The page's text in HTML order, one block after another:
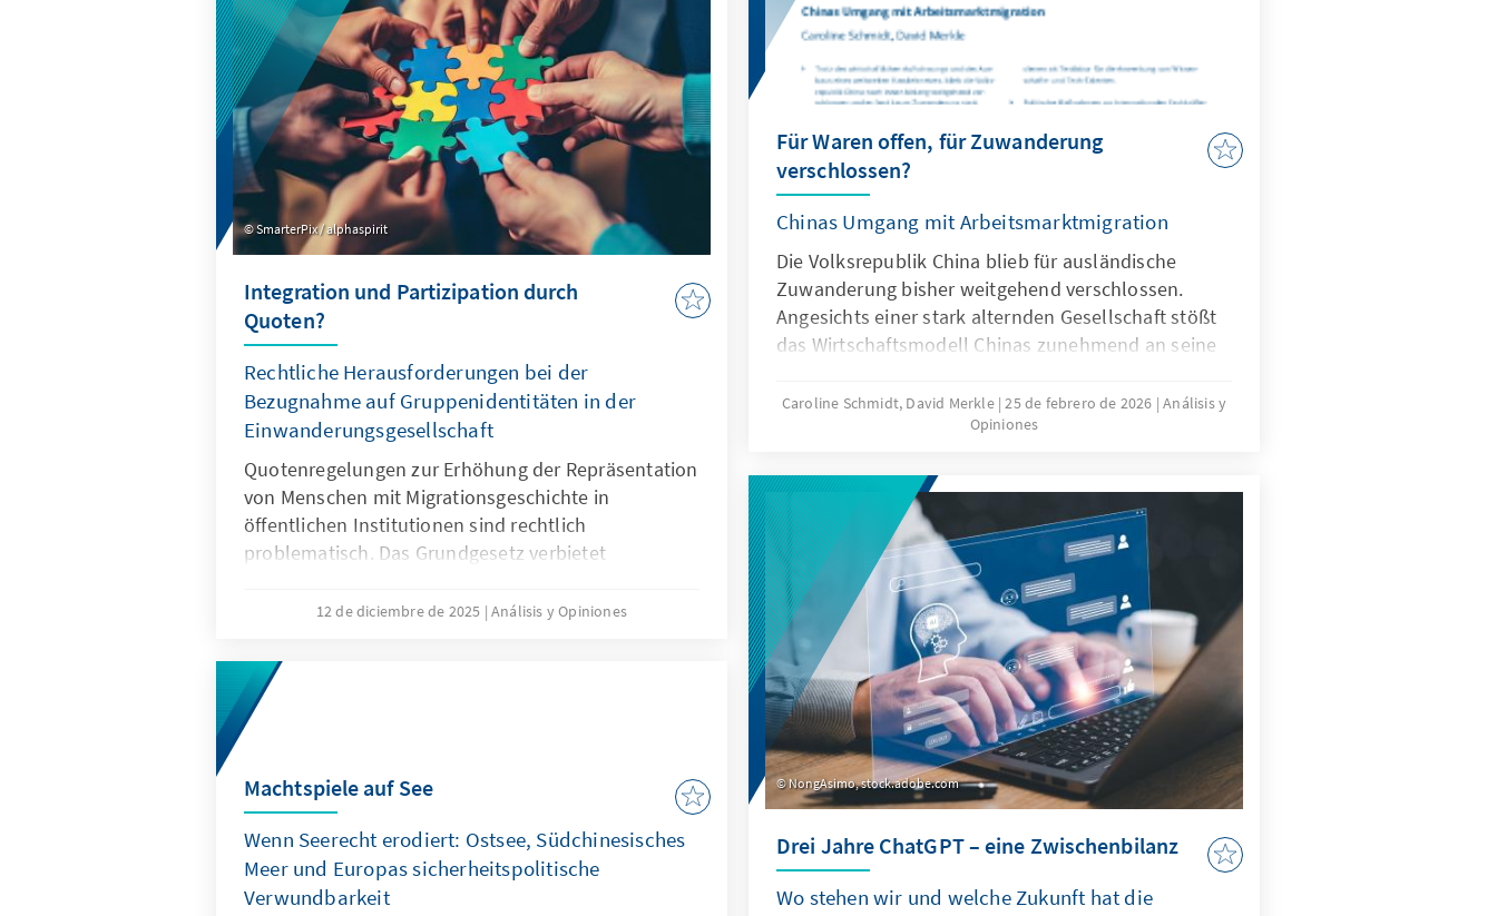
Für Waren offen, für Zuwanderung
verschlossen?
Chinas Umgang mit Arbeitsmarktmigration
Die Volksrepublik China blieb für ausländische
Zuwanderung bisher weitgehend verschlossen.
Angesichts einer stark alternden Gesellschaft stößt
das Wirtschaftsmodell Chinas zunehmend an seine
Fach- und Arbeitskräfte auf absehbare Zeit erfordern
könnte. Für Deutschland und Europa könnte mit
Wettbewerb um Talente entstehen.
Caroline Schmidt, David Merkle 25 de febrero de 2026 Análisis y
Opiniones
SmarterPix / alphaspirit
Integration und Partizipation durch
Quoten?
Rechtliche Herausforderungen bei der
Bezugnahme auf Gruppenidentitäten in der
Einwanderungsgesellschaft
Quotenregelungen zur Erhöhung der Repräsentation
von Menschen mit Migrationsgeschichte in
öffentlichen Institutionen sind rechtlich
problematisch. Das Grundgesetz verbietet
zugunsten von Menschen mit Migrationsgeschichte
Papier zeigt: Sonderregelungen für neu
eingewanderte Menschen sind nur zu Beginn
sinnvoll. Später besteht die herausfordernde
12 de diciembre de 2025 Análisis y Opiniones
NongAsimo, stock.adobe.com
Drei Jahre ChatGPT – eine Zwischenbilanz
Wo stehen wir und welche Zukunft hat die
Machtspiele auf See
Wenn Seerecht erodiert: Ostsee, Südchinesisches
Meer und Europas sicherheitspolitische
Verwundbarkeit